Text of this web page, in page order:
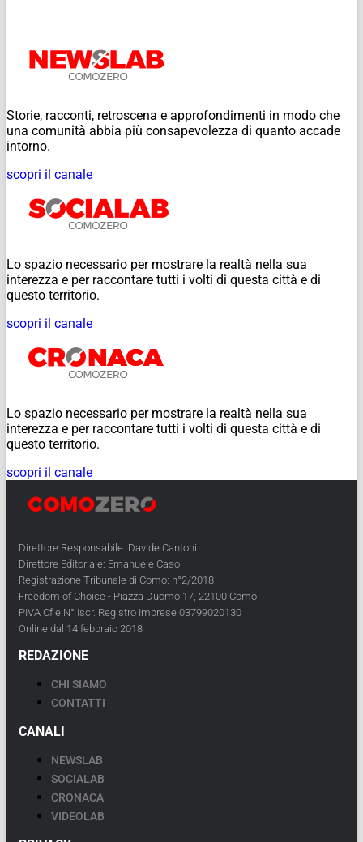
Storie, racconti, retroscena e approfondimenti in modo che
una comunità abbia più consapevolezza di quanto accade
intorno.
scopri il canale
Lo spazio necessario per mostrare la realtà nella sua
interezza e per raccontare tutti i volti di questa città e di
questo territorio.
scopri il canale
Lo spazio necessario per mostrare la realtà nella sua
interezza e per raccontare tutti i volti di questa città e di
questo territorio.
scopri il canale
Direttore Responsabile: Davide Cantoni
Direttore Editoriale: Emanuele Caso
Registrazione Tribunale di Como: n°2/2018
Freedom of Choice - Piazza Duomo 17, 22100 Como
PIVA Cf e N° Iscr. Registro Imprese 03799020130
Online dal 14 febbraio 2018
REDAZIONE
CHI SIAMO
CONTATTI
CANALI
NEWSLAB
SOCIALAB
CRONACA
VIDEOLAB